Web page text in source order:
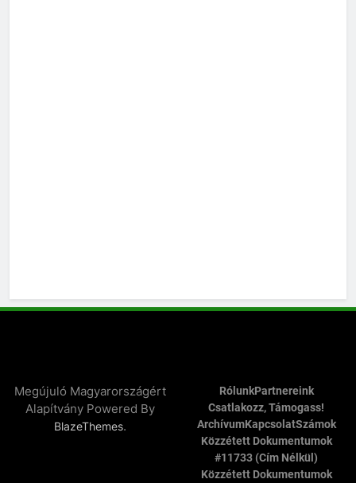
Megújuló Magyarországért
Alapítvány Powered By
BlazeThemes.
RólunkPartnereink
Csatlakozz, Támogass!
ArchívumKapcsolatSzámok
Közzétett Dokumentumok
#11733 (cím Nélkül)
Közzétett Dokumentumok